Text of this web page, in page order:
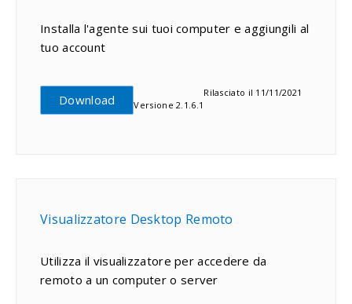
Installa l'agente sui tuoi computer e aggiungili al
tuo account
Download Versione 2.1.6.1
Rilasciato il 11/11/2021
Visualizzatore Desktop Remoto
Utilizza il visualizzatore per accedere da
remoto a un computer o server